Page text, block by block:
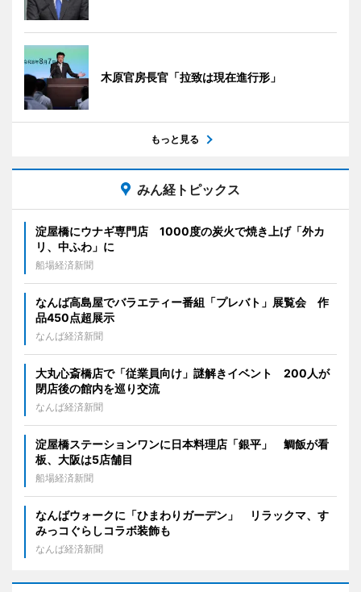
木原官房長官「拉致は現在進行形」
もっと見る
みん経トピックス
淀屋橋にウナギ専門店 1000度の炭火で焼き上げ「外カ
リ、中ふわ」に
船場経済新聞
なんば高島屋でバラエティー番組「プレバト」展覧会 作
品450点超展示
なんば経済新聞
大丸心斎橋店で「従業員向け」謎解きイベント 200人が
閉店後の館内を巡り交流
なんば経済新聞
淀屋橋ステーションワンに日本料理店「銀平」 鯛飯が看
板、大阪は5店舗目
船場経済新聞
なんばウォークに「ひまわりガーデン」 リラックマ、す
みっコぐらしコラボ装飾も
なんば経済新聞